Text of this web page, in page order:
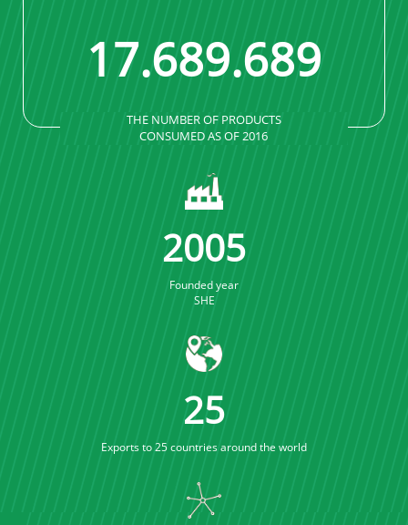
17.689.689
THE NUMBER OF PRODUCTS
CONSUMED AS OF 2016
2005
Founded year
SHE
25
Exports to 25 countries around the world